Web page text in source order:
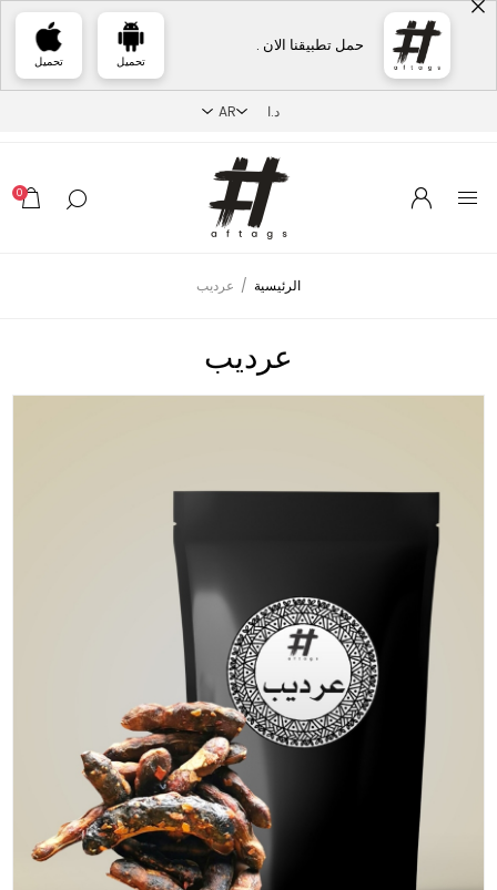
حمل تطبيقنا الان .
تحميل تحميل
0
الرئيسية / عرديب
عرديب